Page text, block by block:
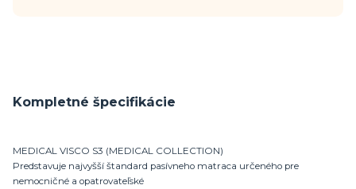
Kompletné špecifikácie
MEDICAL VISCO S3 (MEDICAL COLLECTION)
Predstavuje najvyšší štandard pasívneho matraca určeného pre
nemocničné a opatrovateľské